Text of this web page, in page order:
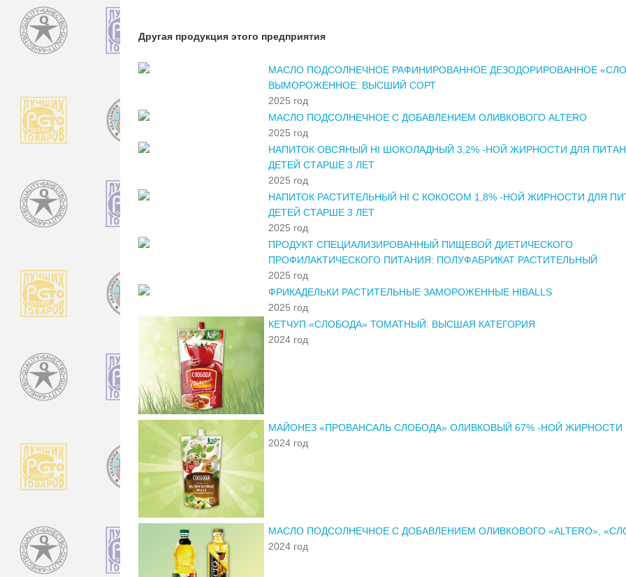
Другая продукция этого предприятия
МАСЛО ПОДСОЛНЕЧНОЕ РАФИНИРОВАННОЕ ДЕЗОДОРИРОВАННОЕ
ВЫМОРОЖЕННОЕ. ВЫСШИЙ СОРТ
2025 год
МАСЛО ПОДСОЛНЕЧНОЕ С ДОБАВЛЕНИЕМ ОЛИВКОВОГО ALTERO
2025 год
НАПИТОК ОВСЯНЫЙ HI ШОКОЛАДНЫЙ 3,2% -НОЙ ЖИРНОСТИ ДЛЯ
ДЕТЕЙ СТАРШЕ 3 ЛЕТ
2025 год
НАПИТОК РАСТИТЕЛЬНЫЙ HI С КОКОСОМ 1,8% -НОЙ ЖИРНОСТИ ДЛЯ
ДЕТЕЙ СТАРШЕ 3 ЛЕТ
2025 год
ПРОДУКТ СПЕЦИАЛИЗИРОВАННЫЙ ПИЩЕВОЙ ДИЕТИЧЕСКОГО
ПРОФИЛАКТИЧЕСКОГО ПИТАНИЯ: ПОЛУФАБРИКАТ РАСТИТЕЛЬНЫЙ
2025 год
ФРИКАДЕЛЬКИ РАСТИТЕЛЬНЫЕ ЗАМОРОЖЕННЫЕ HIBALLS
2025 год
КЕТЧУП «СЛОБОДА» ТОМАТНЫЙ. ВЫСШАЯ КАТЕГОРИЯ
2024 год
МАЙОНЕЗ «ПРОВАНСАЛЬ СЛОБОДА» ОЛИВКОВЫЙ 67% -НОЙ ЖИРНОСТИ
2024 год
МАСЛО ПОДСОЛНЕЧНОЕ С ДОБАВЛЕНИЕМ ОЛИВКОВОГО «ALTERO»,
2024 год